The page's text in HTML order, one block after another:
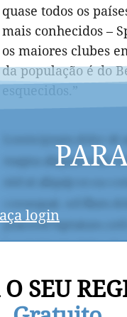
quase todos os
mais conhecidos –
os maiores clubes
da população é do
esquecidos.”
login
SEU